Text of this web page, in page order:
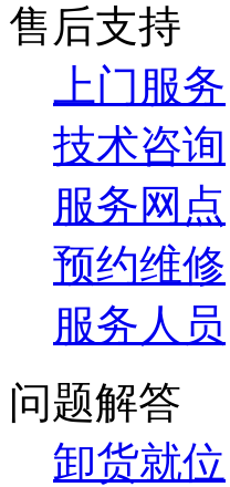
售后支持
上门服务
技术咨询
服务网点
预约维修
服务人员
问题解答
卸货就位